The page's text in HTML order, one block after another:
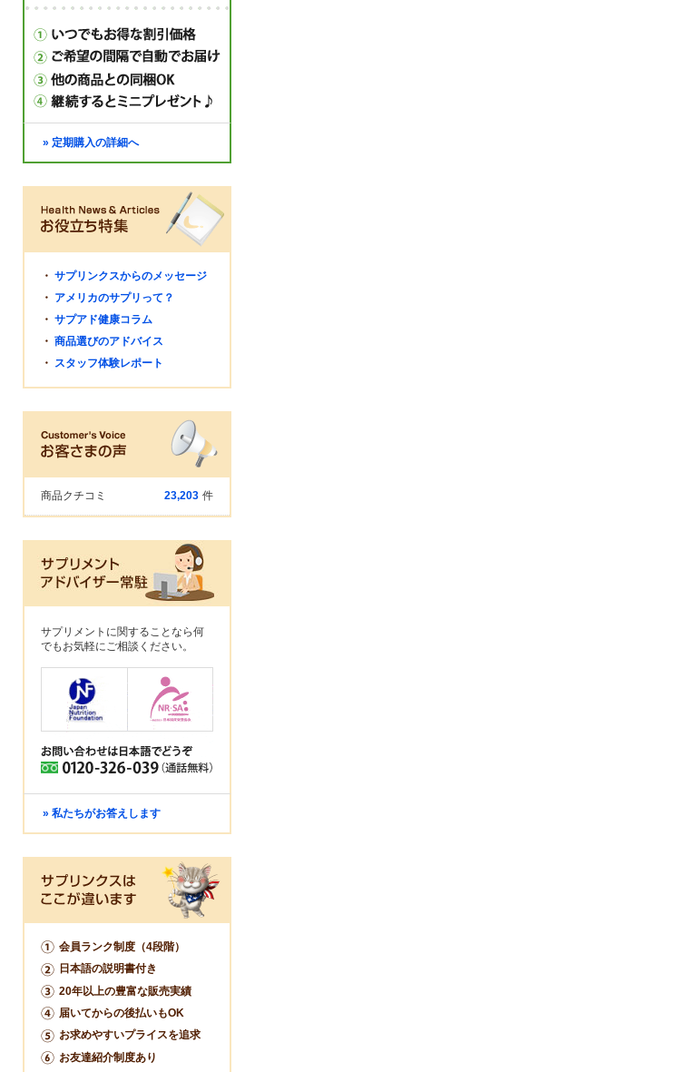
» 定期購入の詳細へ
・ サプリンクスからのメッセージ
・ アメリカのサプリって？
・ サプアド健康コラム
・ 商品選びのアドバイス
・ スタッフ体験レポート
商品クチコミ 23,203 件
サプリメントに関することなら何
でもお気軽にご相談ください。
» 私たちがお答えします
会員ランク制度（4段階）
日本語の説明書付き
20年以上の豊富な販売実績
届いてからの後払いもOK
お求めやすいプライスを追求
お友達紹介制度あり